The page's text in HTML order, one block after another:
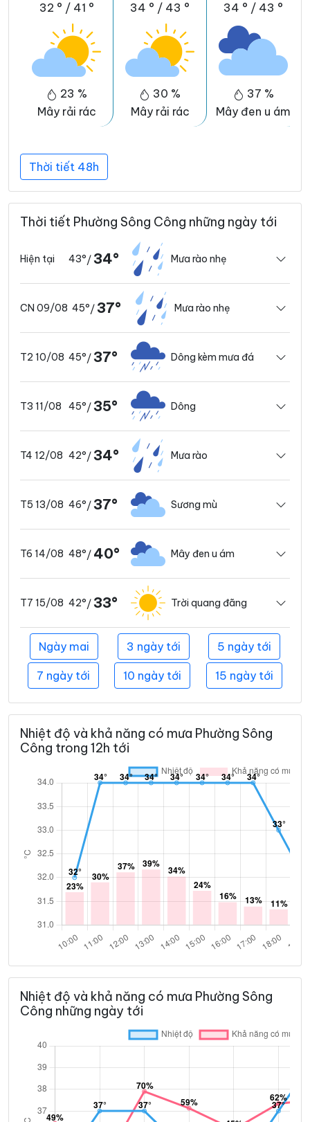
32 ° / 41 °
23 %
Mây rải rác
34 ° / 43 °
30 %
Mây rải rác
34 ° / 43 °
37 %
Mây đen u ám
Thời tiết 48h
Thời tiết Phường Sông Công những ngày tới
Hiện tại 43°/ 34° Mưa rào nhẹ
CN 09/08 45°/ 37° Mưa rào nhẹ
T2 10/08 45°/ 37° Dông kèm mưa đá
T3 11/08 45°/ 35° Dông
T4 12/08 42°/ 34° Mưa rào
T5 13/08 46°/ 37° Sương mù
T6 14/08 48°/ 40° Mây đen u ám
T7 15/08 42°/ 33° Trời quang đãng
Ngày mai 3 ngày tới 5 ngày tới
7 ngày tới 10 ngày tới 15 ngày tới
Nhiệt độ và khả năng có mưa Phường Sông
Công trong 12h tới
Nhiệt độ và khả năng có mưa Phường Sông
Công những ngày tới